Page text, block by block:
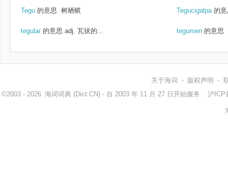
Tegu 的意思 树栖蜞 Tegucigalpa 的
tegular 的意思 adj. 瓦状的... tegumen 的意思
关于海词 - 版权声明 -
©2003 - 2026 海词词典 (Dict.CN) - 自 2003 年 11 月 27 日开始服务 沪ICP